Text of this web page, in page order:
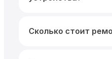
Сколько стоит